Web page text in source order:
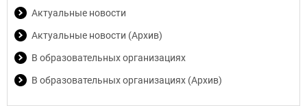
Актуальные новости
Актуальные новости (Архив)
В образовательных организациях
В образовательных организациях (Архив)